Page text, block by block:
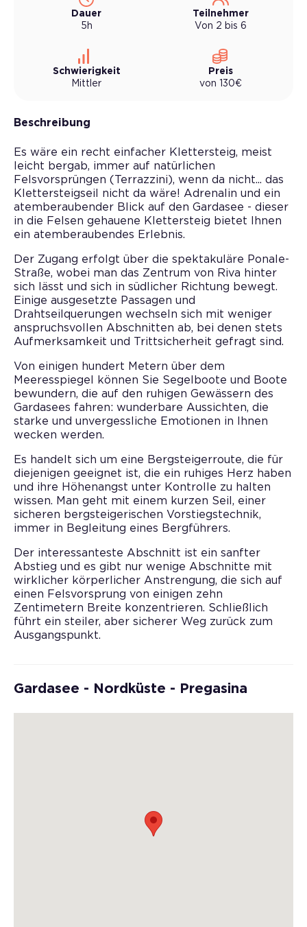
Dauer
5h
Teilnehmer
Von 2 bis 6
Schwierigkeit
Mittler
Preis
von 130€
Beschreibung
Es wäre ein recht einfacher Klettersteig, meist
leicht bergab, immer auf natürlichen
Felsvorsprüngen (Terrazzini), wenn da nicht... das
Klettersteigseil nicht da wäre! Adrenalin und ein
atemberaubender Blick auf den Gardasee - dieser
in die Felsen gehauene Klettersteig bietet Ihnen
ein atemberaubendes Erlebnis.
Der Zugang erfolgt über die spektakuläre Ponale-
Straße, wobei man das Zentrum von Riva hinter
sich lässt und sich in südlicher Richtung bewegt.
Einige ausgesetzte Passagen und
Drahtseilquerungen wechseln sich mit weniger
anspruchsvollen Abschnitten ab, bei denen stets
Aufmerksamkeit und Trittsicherheit gefragt sind.
Von einigen hundert Metern über dem
Meeresspiegel können Sie Segelboote und Boote
bewundern, die auf den ruhigen Gewässern des
Gardasees fahren: wunderbare Aussichten, die
starke und unvergessliche Emotionen in Ihnen
wecken werden.
Es handelt sich um eine Bergsteigerroute, die für
diejenigen geeignet ist, die ein ruhiges Herz haben
und ihre Höhenangst unter Kontrolle zu halten
wissen. Man geht mit einem kurzen Seil, einer
sicheren bergsteigerischen Vorstiegstechnik,
immer in Begleitung eines Bergführers.
Der interessanteste Abschnitt ist ein sanfter
Abstieg und es gibt nur wenige Abschnitte mit
wirklicher körperlicher Anstrengung, die sich auf
einen Felsvorsprung von einigen zehn
Zentimetern Breite konzentrieren. Schließlich
führt ein steiler, aber sicherer Weg zurück zum
Ausgangspunkt.
Gardasee - Nordküste - Pregasina